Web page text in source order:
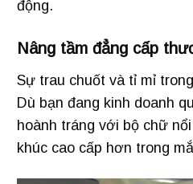
động.
Nâng tầm đẳng cấp
Sự trau chuốt và tỉ mỉ
Dù bạn đang kinh doanh
hoành tráng với bộ chữ
khúc cao cấp hơn trong